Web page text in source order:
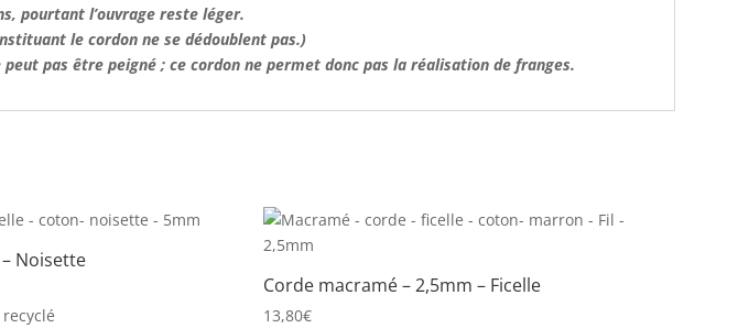
pourtant l’ouvrage reste léger.
le cordon ne se dédoublent pas.)
pas être peigné ; ce cordon ne permet donc pas la réalisation de franges.
Noisette
Corde macramé – 2,5mm – Ficelle
13,80€